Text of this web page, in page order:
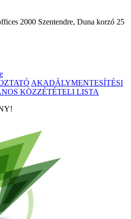
2000 Szentendre, Duna korzó 25
AKADÁLYMENTESÍTÉSI
KÖZZÉTÉTELI LISTA